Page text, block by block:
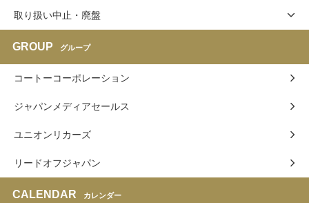
取り扱い中止・廃盤
GROUP グループ
コートーコーポレーション
ジャパンメディアセールス
ユニオンリカーズ
リードオフジャパン
CALENDAR カレンダー